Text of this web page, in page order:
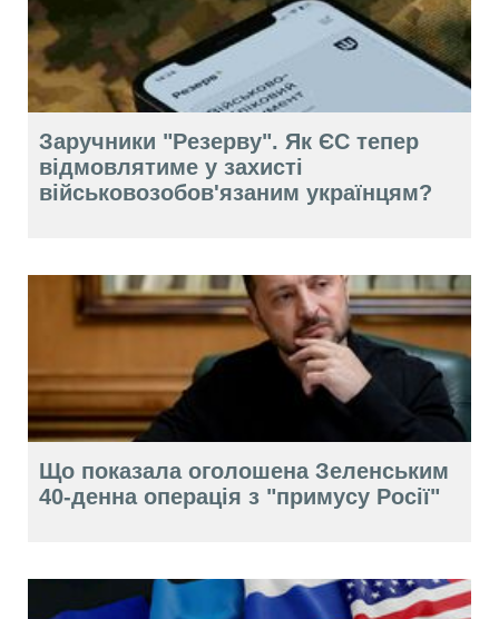
Заручники "Резерву". Як ЄС тепер
відмовлятиме у захисті
військовозобов'язаним українцям?
Що показала оголошена Зеленським
40-денна операція з "примусу Росії"